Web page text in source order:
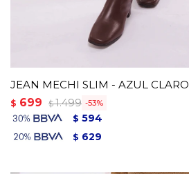
JEAN MECHI SLIM - AZUL CLARO
$ 699 $ 1.499 53
$ 594
$ 629